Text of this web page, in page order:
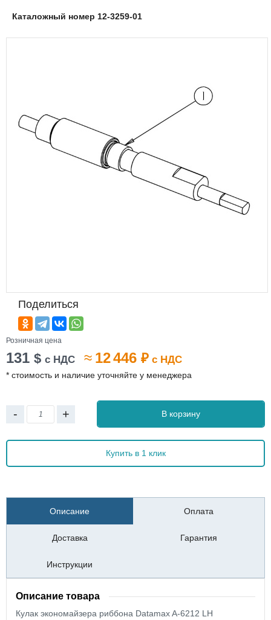
Каталожный номер 12-3259-01
Поделиться
Розничная цена
131 $ с НДС ≈ 12 446 ₽ с НДС
* стоимость и наличие уточняйте у менеджера
- + В корзину
Купить в 1 клик
Описание Оплата
Доставка Гарантия
Инструкции
Описание товара
Кулак экономайзера риббона Datamax A-6212 LH